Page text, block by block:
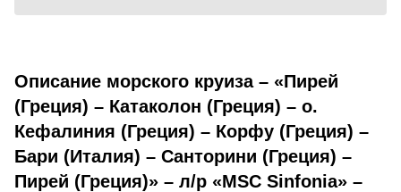
Описание морского круиза – «Пирей
(Греция) – Катаколон (Греция) – о.
Кефалиния (Греция) – Корфу (Греция) –
Бари (Италия) – Санторини (Греция) –
Пирей (Греция)» – л/р «MSC Sinfonia» –